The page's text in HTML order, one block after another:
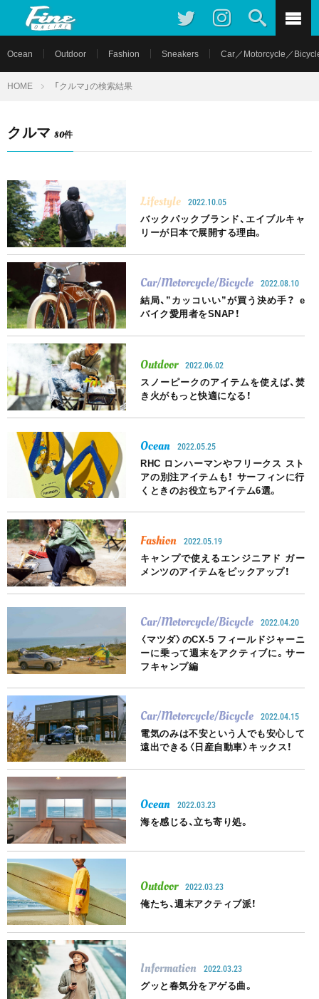
Ocean Outdoor Fashion Sneakers Car／Motorcycle／
HOME 「クルマ」の検索結果
クルマ 80件
Lifestyle 2022.10.05
バックパックブランド、エイブルキャ
リーが日本で展開する理由。
Car/Motorcycle/Bicycle 2022.08.10
結局、”カッコいい”が買う決め手？ e
バイク愛用者をSNAP！
Outdoor 2022.06.02
スノーピークのアイテムを使えば、焚
き火がもっと快適になる！
Ocean 2022.05.25
RHC ロンハーマンやフリークス スト
アの別注アイテムも！ サーフィンに行
くときのお役立ちアイテム6選。
Fashion 2022.05.19
キャンプで使えるエンジニアド ガー
メンツのアイテムをピックアップ！
Car/Motorcycle/Bicycle 2022.04.20
〈マツダ〉のCX-5 フィールドジャーニ
ーに乗って週末をアクティブに。サー
フキャンプ編
Car/Motorcycle/Bicycle 2022.04.15
電気のみは不安という人でも安心して
遠出できる〈日産自動車〉キックス！
Ocean 2022.03.23
海を感じる、立ち寄り処。
Outdoor 2022.03.23
俺たち、週末アクティブ派！
Information 2022.03.23
グッと春気分をアゲる曲。